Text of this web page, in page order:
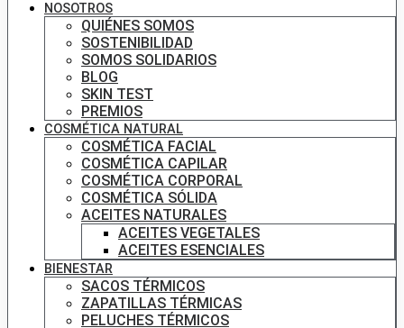
NOSOTROS
QUIÉNES SOMOS
SOSTENIBILIDAD
SOMOS SOLIDARIOS
BLOG
SKIN TEST
PREMIOS
COSMÉTICA NATURAL
COSMÉTICA FACIAL
COSMÉTICA CAPILAR
COSMÉTICA CORPORAL
COSMÉTICA SÓLIDA
ACEITES NATURALES
ACEITES VEGETALES
ACEITES ESENCIALES
BIENESTAR
SACOS TÉRMICOS
ZAPATILLAS TÉRMICAS
PELUCHES TÉRMICOS